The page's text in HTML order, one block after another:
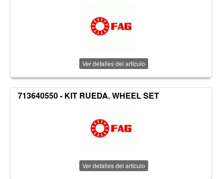
Ver detalles del artículo
713640550 - KIT RUEDA. WHEEL SET
Ver detalles del artículo